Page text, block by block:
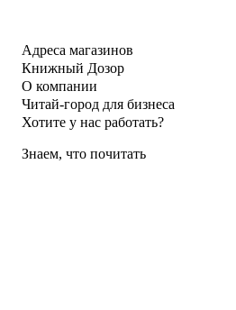
Адреса магазинов
Книжный Дозор
О компании
Читай-город для бизнеса
Хотите у нас работать?
Знаем, что почитать